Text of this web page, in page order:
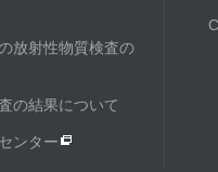
放射性物質検査の
の結果について
ンター